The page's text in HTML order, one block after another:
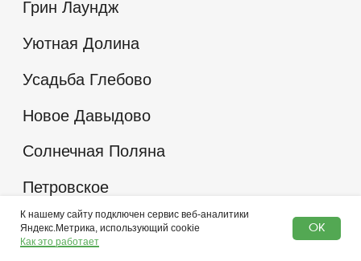
К нашему сайту подключен сервис веб-аналитики
Яндекс.Метрика, использующий cookie
Как это работает
OK